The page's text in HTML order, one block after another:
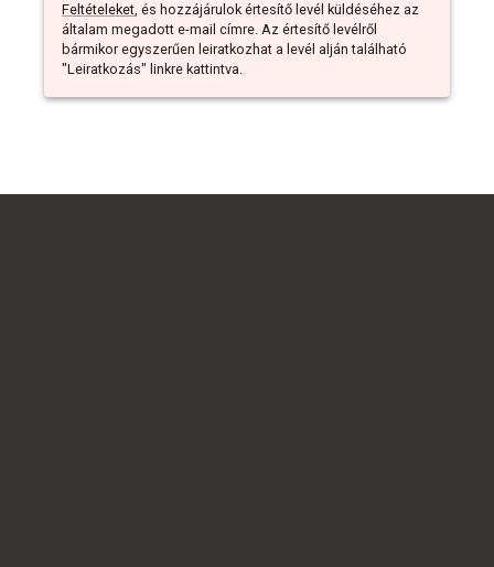
Feltételeket, és hozzájárulok értesítő levél küldéséhez az
általam megadott e-mail címre. Az értesítő levélről
bármikor egyszerűen leiratkozhat a levél alján található
"Leiratkozás" linkre kattintva.